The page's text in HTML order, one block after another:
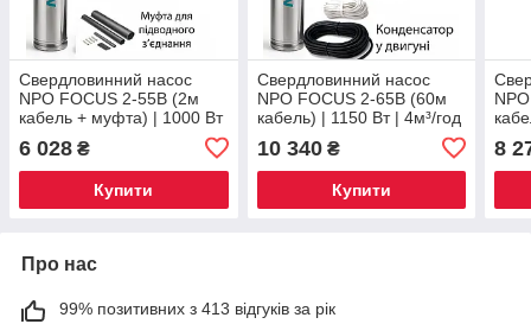
Свердловинний насос
NPO FOCUS 2-55B (2м
кабель + муфта) | 1000 Вт
6 028 ₴
Купити
Свердловинний насос
NPO FOCUS 2-65B (60м
кабель) | 1150 Вт | 4м³/год
10 340₴
Купити
8
Про нас
99% позитивних з 413 відгуків за рік